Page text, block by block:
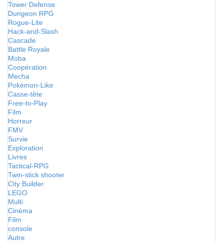
Tower Defense
Dungeon RPG
Rogue-Lite
Hack-and-Slash
Cascade
Battle Royale
Moba
Coopération
Mecha
Pokémon-Like
Casse-tête
Free-to-Play
Film
Horreur
FMV
Survie
Exploration
Livres
Tactical-RPG
Twin-stick shooter
City Builder
LEGO
Multi
Cinéma
Film
console
Autre